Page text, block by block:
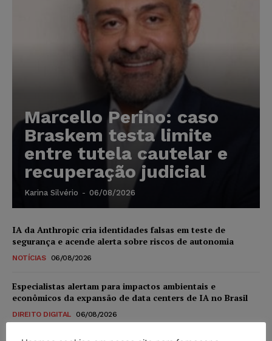
Marcello Perino: caso
Braskem testa limite
entre tutela cautelar e
recuperação judicial
Karina Silvério - 06/08/2026
IA da Anthropic cria identidades falsas em teste de
segurança e acende alerta sobre riscos de autonomia
NOTÍCIAS 06/08/2026
Especialistas alertam para impactos ambientais e
econômicos da expansão de data centers de IA no Brasil
DIREITO DIGITAL 06/08/2026